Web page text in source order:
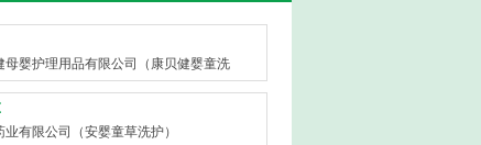
母婴护理用品有限公司（康贝健婴童洗
有限公司（安婴童草洗护）